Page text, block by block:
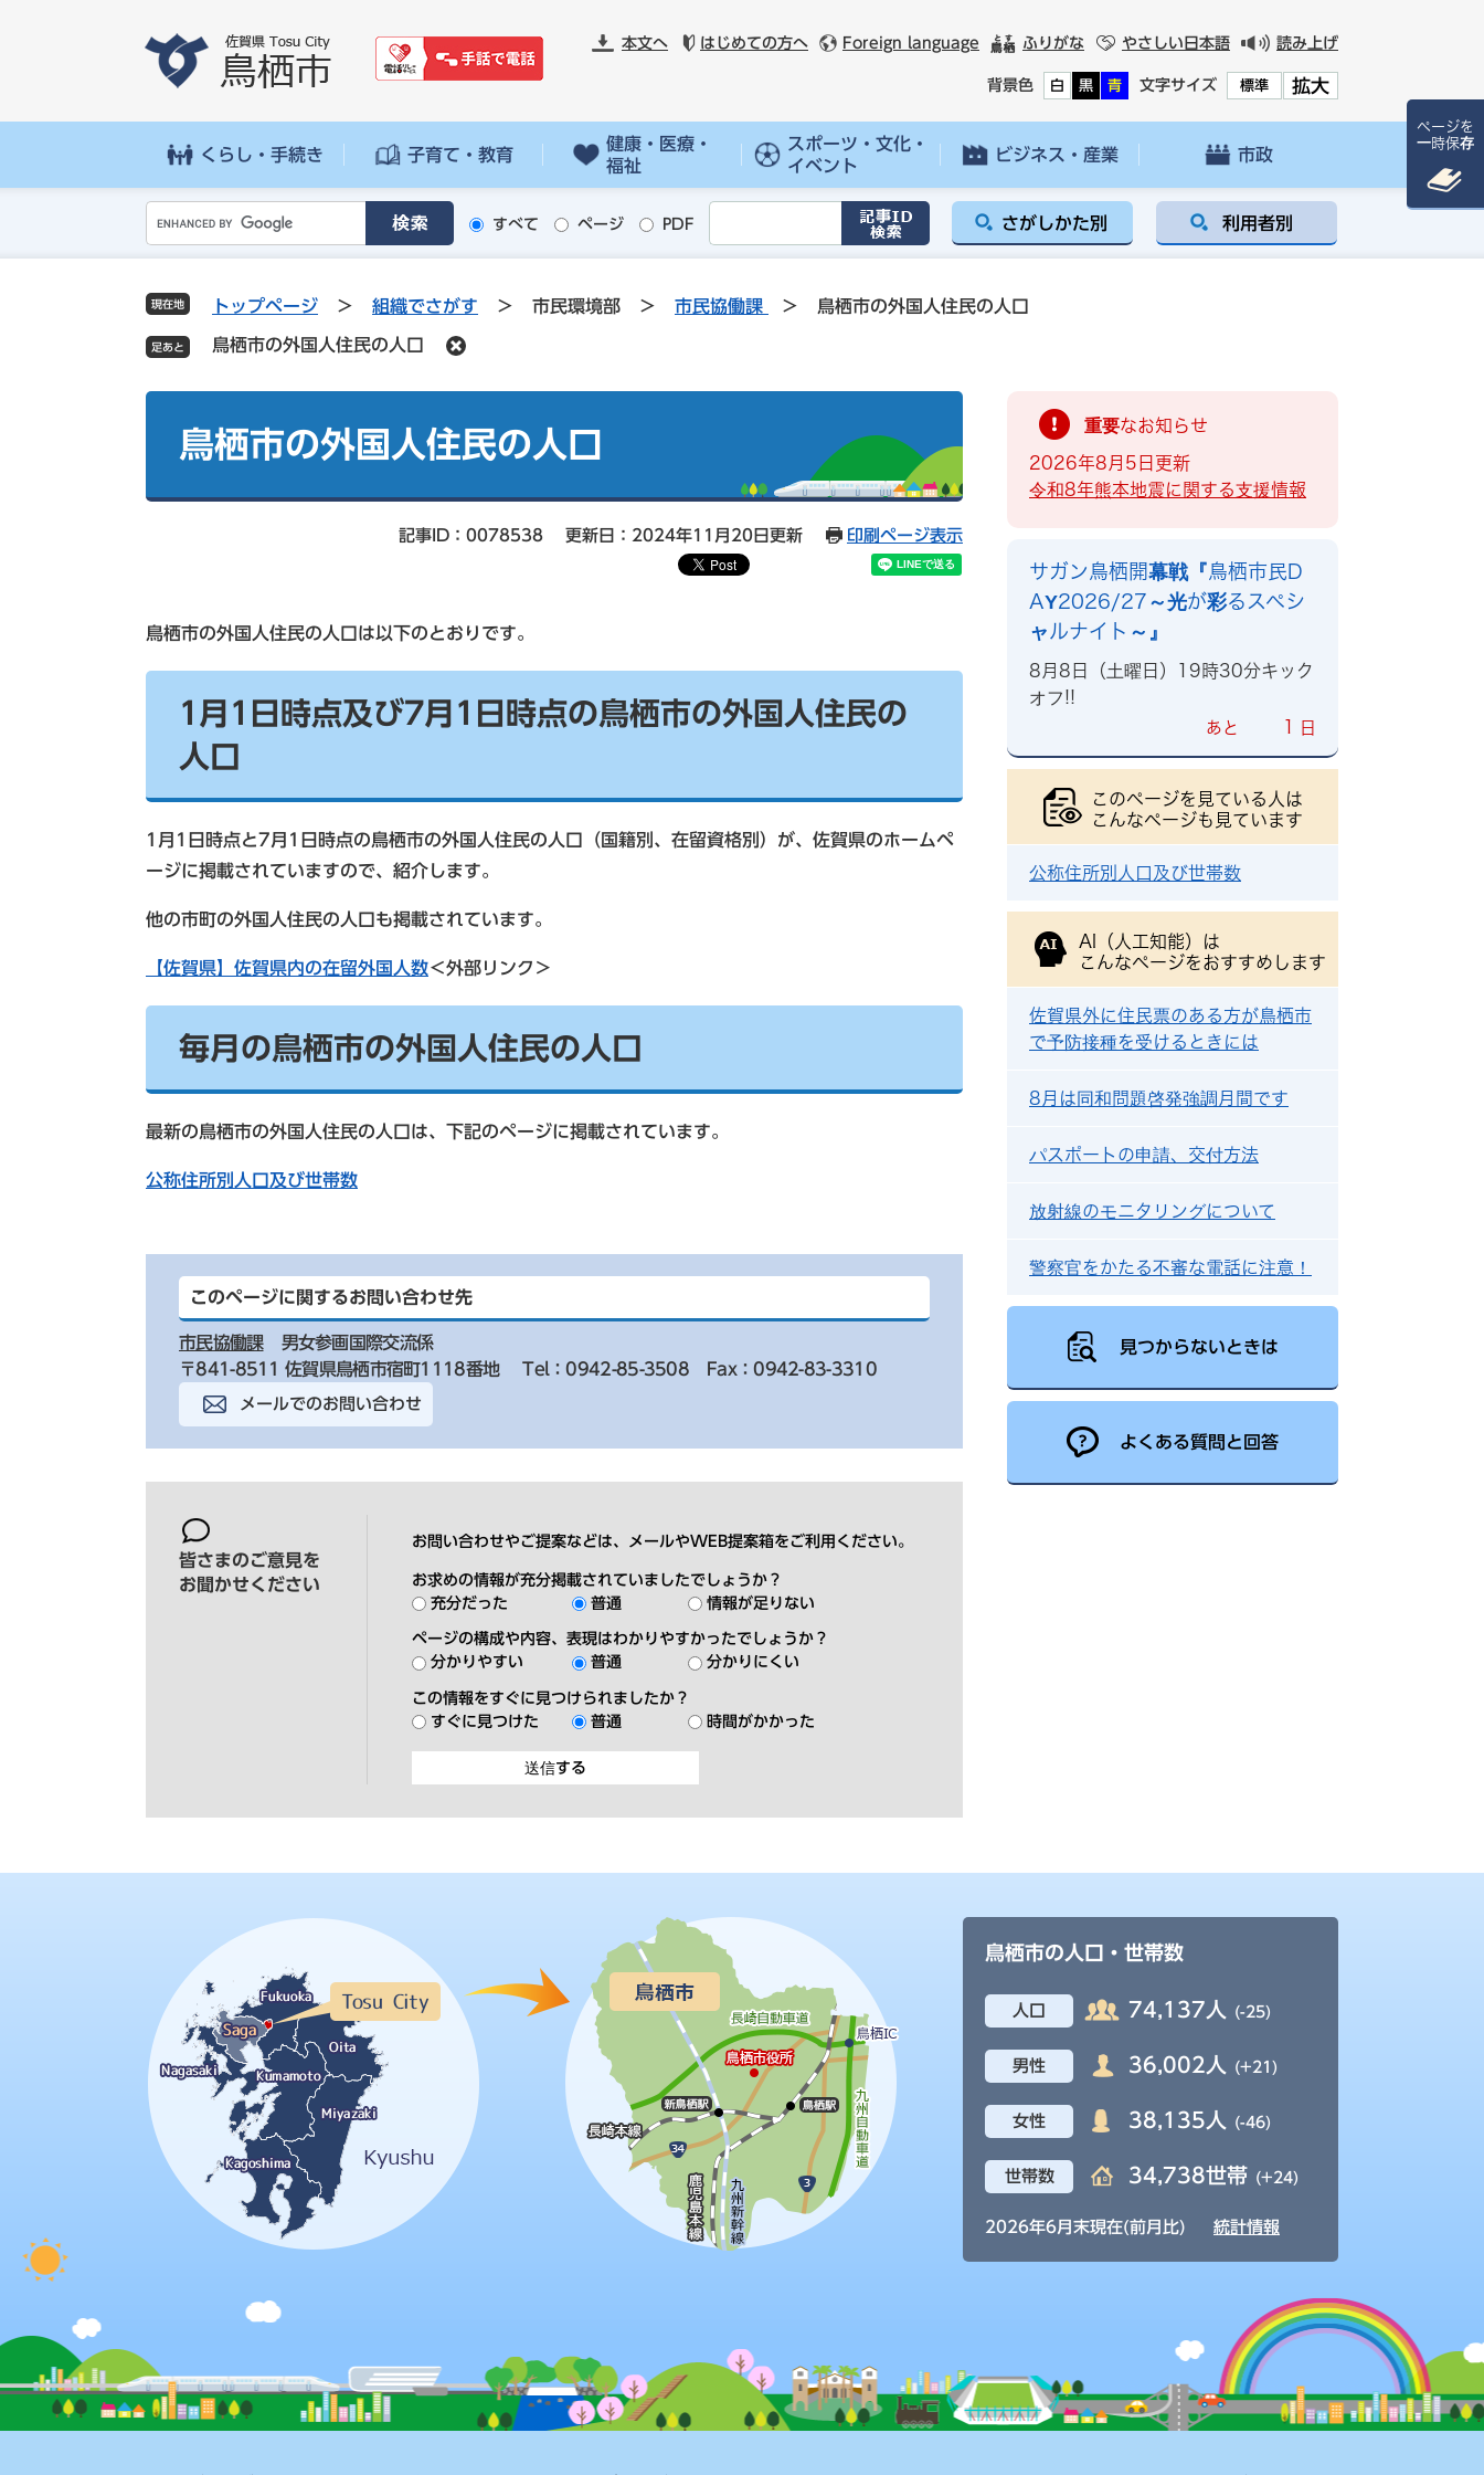
先
を
本文へ はじめての方へ Foreign language ふりがな やさしい日本語 読み上げ
背景色 白 黒 青 文字サイズ 標準 拡大
くらし・手続き 子育て・教育
健康・医療・
福祉
スポーツ・文化・
イベント
ビジネス・産業 市政
o
g
l
e
ス
索
すべて ページ PDF さがしかた別 利用者別
現在地 トップページ > 組織でさがす > 市民環境部 > 市民協働課 > 鳥栖市の外国人住民の人口
鳥栖市の外国人住民の人口
鳥栖市の外国人住民の人口
記事ID：0078538 更新日：2024年11月20日更新 印刷ページ表示
鳥栖市の外国人住民の人口は以下のとおりです。
1月1日時点及び7月1日時点の鳥栖市の外国人住民の
人口
1月1日時点と7月1日時点の鳥栖市の外国人住民の人口（国籍別、在留資格別）が、佐賀県のホームペ
ージに掲載されていますので、紹介します。
他の市町の外国人住民の人口も掲載されています。
【佐賀県】佐賀県内の在留外国人数＜外部リンク＞
毎月の鳥栖市の外国人住民の人口
最新の鳥栖市の外国人住民の人口は、下記のページに掲載されています。
公称住所別人口及び世帯数
このページに関するお問い合わせ先
市民協働課
男女参画国際交流係
〒841-8511 佐賀県鳥栖市宿町1118番地
Tel：0942-85-3508 Fax：0942-83-3310
メールでのお問い合わせ
皆さまのご意見を
お聞かせください
お問い合わせやご提案などは、メールやWEB提案箱をご利用ください。
お求めの情報が充分掲載されていましたでしょうか？
充分だった
普通 情報が足りない
ページの構成や内容、表現はわかりやすかったでしょうか？
分かりやすい
普通 分かりにくい
この情報をすぐに見つけられましたか？
すぐに見つけた
普通 時間がかかった
重要なお知らせ
2026年8月5日更新
令和8年熊本地震に関する支援情報
サガン鳥栖開幕戦『鳥栖市民D
AY2026/27～光が彩るスペシ
ャルナイト～』
8月8日（土曜日）19時30分キック
オフ!!
あと 1 日
このページを見ている人は
こんなページも見ています
公称住所別人口及び世帯数
AI（人工知能）は
こんなページをおすすめします
佐賀県外に住民票のある方が鳥栖市
で予防接種を受けるときには
8月は同和問題啓発強調月間です
パスポートの申請、交付方法
放射線のモニタリングについて
警察官をかたる不審な電話に注意！
見つからないときは
よくある質問と回答
鳥栖市の人口・世帯数
人口 74,137人 (-25)
男性 36,002人 (+21)
女性 38,135人 (-46)
世帯数 34,738世帯 (+24)
2026年6月末現在(前月比) 統計情報
ページを
一時保存